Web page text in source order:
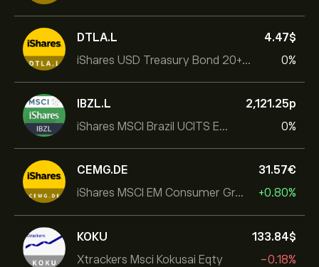
DTLA.L
iShares USD Treasury Bond 20+yr UCITS ETF
4.47‎$‎
0%
IBZL.L
iShares MSCI Brazil UCITS ETF (Dist)
2,121.25‎p‎
0%
CEMG.DE
iShares MSCI EM Consumer Growth UCITS ETF
31.57‎€‎
+0.80%
KOKU
Xtrackers Msci Kokusai Eqty
133.84‎$‎
-0.18%